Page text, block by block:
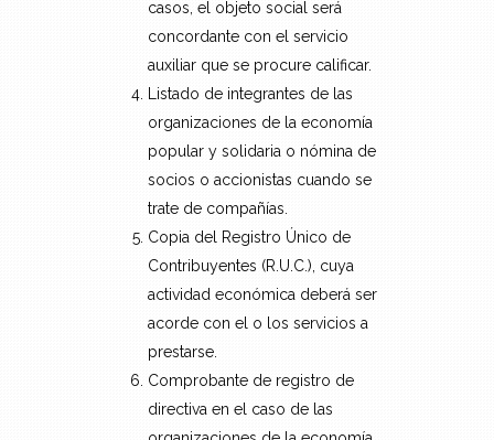
casos, el objeto social será
concordante con el servicio
auxiliar que se procure calificar.
Listado de integrantes de las
organizaciones de la economía
popular y solidaria o nómina de
socios o accionistas cuando se
trate de compañías.
Copia del Registro Único de
Contribuyentes (R.U.C.), cuya
actividad económica deberá ser
acorde con el o los servicios a
prestarse.
Comprobante de registro de
directiva en el caso de las